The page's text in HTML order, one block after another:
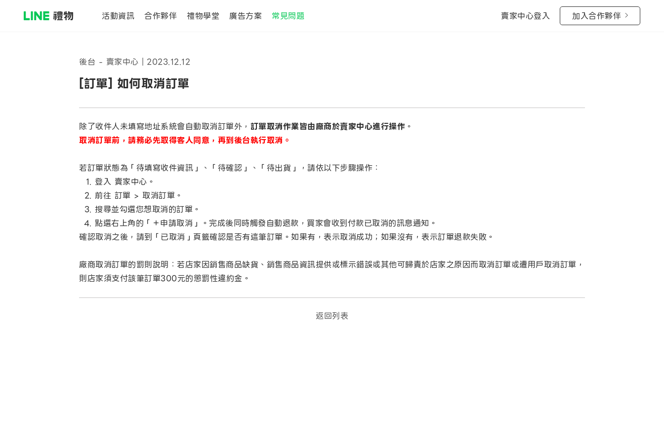
活動資訊 合作夥伴 禮物學堂 廣告方案 常見問題 賣家中心登入 加入合作夥伴
後台 - 賣家中心 ｜ 2023.12.12
[訂單] 如何取消訂單
除了收件人未填寫地址系統會自動取消訂單外， 訂單取消作業皆由廠商於賣家中心進行操作 。
取消訂單前，請務必先取得客人同意，再到後台執行取消。
若訂單狀態為「待填寫收件資訊」、「待確認」、「待出貨」，請依以下步驟操作：
登入 賣家中心。
前往 訂單 > 取消訂單。
搜尋並勾選您想取消的訂單。
點選右上角的「＋申請取消」。完成後同時觸發自動退款，買家會收到付款已取消的訊息通知。
確認取消之後，請到「已取消」頁籤確認是否有這筆訂單。如果有，表示取消成功；如果沒有，表示訂單退款失敗。
廠商取消訂單的罰則說明：若店家因銷售商品缺貨、銷售商品資訊提供或標示錯誤或其他可歸責於店家之原因而取消訂單或遭用戶取消訂單，
則店家須支付該筆訂單300元的懲罰性違約金。
返回列表